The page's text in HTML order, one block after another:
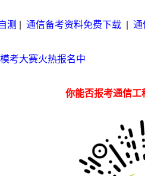
测 通信备考资料免费下载 通
考大赛火热报名中
你能否报考通信工